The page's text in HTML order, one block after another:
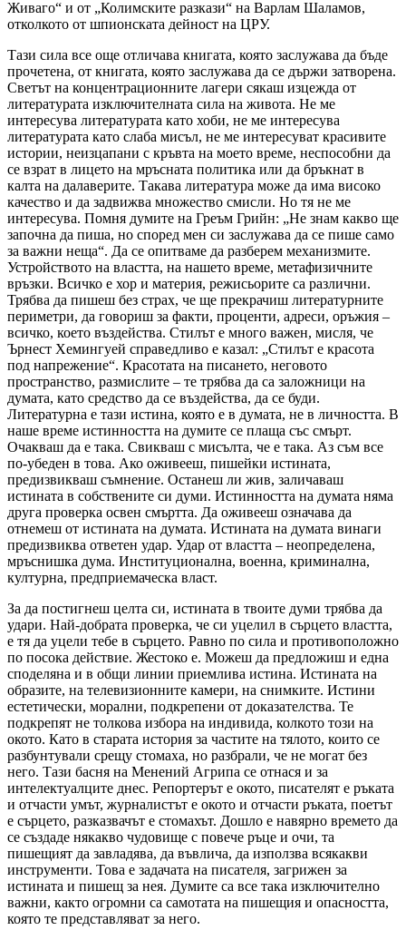
Живаго“ и от „Колимските разкази“ на Варлам Шаламов,
отколкото от шпионската дейност на ЦРУ.
Тази сила все още отличава книгата, която заслужава да бъде
прочетена, от книгата, която заслужава да се държи затворена.
Светът на концентрационните лагери сякаш изцежда от
литературата изключителната сила на живота. Не ме
интересува литературата като хоби, не ме интересува
литературата като слаба мисъл, не ме интересуват красивите
истории, неизцапани с кръвта на моето време, неспособни да
се взрат в лицето на мръсната политика или да бръкнат в
калта на далаверите. Такава литература може да има високо
качество и да задвижва множество смисли. Но тя не ме
интересува. Помня думите на Греъм Грийн: „Не знам какво ще
започна да пиша, но според мен си заслужава да се пише само
за важни неща“. Да се опитваме да разберем механизмите.
Устройството на властта, на нашето време, метафизичните
връзки. Всичко е хор и материя, режисьорите са различни.
Трябва да пишеш без страх, че ще прекрачиш литературните
периметри, да говориш за факти, проценти, адреси, оръжия –
всичко, което въздейства. Стилът е много важен, мисля, че
Ърнест Хемингуей справедливо е казал: „Стилът е красота
под напрежение“. Красотата на писането, неговото
пространство, размислите – те трябва да са заложници на
думата, като средство да се въздейства, да се буди.
Литературна е тази истина, която е в думата, не в личността. В
наше време истинността на думите се плаща със смърт.
Очакваш да е така. Свикваш с мисълта, че е така. Аз съм все
по-убеден в това. Ако оживееш, пишейки истината,
предизвикваш съмнение. Останеш ли жив, заличаваш
истината в собствените си думи. Истинността на думата няма
друга проверка освен смъртта. Да оживееш означава да
отнемеш от истината на думата. Истината на думата винаги
предизвиква ответен удар. Удар от властта – неопределена,
мръснишка дума. Институционална, военна, криминална,
културна, предприемаческа власт.
За да постигнеш целта си, истината в твоите думи трябва да
удари. Най-добрата проверка, че си уцелил в сърцето властта,
е тя да уцели тебе в сърцето. Равно по сила и противоположно
по посока действие. Жестоко е. Можеш да предложиш и една
споделяна и в общи линии приемлива истина. Истината на
образите, на телевизионните камери, на снимките. Истини
естетичес­ки, морални, подкрепени от доказателства. Те
подкрепят не толкова избора на индивида, колкото този на
окото. Като в старата история за частите на тялото, които се
разбунтували срещу стомаха, но разбрали, че не могат без
него. Тази басня на Менений Агрипа се отнася и за
интелектуалците днес. Репортерът е окото, писателят е ръката
и отчасти умът, журналистът е окото и отчасти ръката, поетът
е сърцето, разказвачът е стомахът. Дошло е навярно времето да
се създаде някакво чудовище с повече ръце и очи, та
пишещият да завладява, да въвлича, да използва всякакви
инструменти. Това е задачата на писателя, загрижен за
истината и пишещ за нея. Думите са все така изключително
важни, както огромни са самотата на пишещия и опасността,
която те представляват за него.